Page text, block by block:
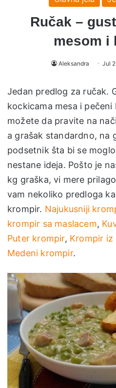
Ručak –
mesom i
Aleksandra Jul
Jedan predlog za ručak.
kockicama mesa i
možete da pravite na
a grašak standardno, na
podsetnik šta bi se
nestane ideja. Pošto je
kg graška, vi mere
vam nekoliko predloga
krompir. Najukusniji
krompir sa maslacem,
Puter krompir, Krompir iz
Medeni krompir.